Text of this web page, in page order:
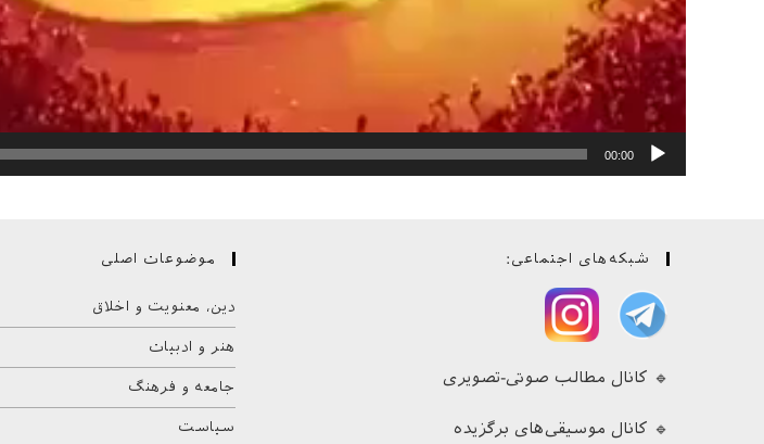
00:00
شبکه‌های اجتماعی:
🔹 کانال مطالب صوتی-تصویری
🔹 کانال موسیقی‌های برگزیده
موضوعات اصلی
دین، معنویت و اخلاق
هنر و ادبیات
جامعه و فرهنگ
سیاست